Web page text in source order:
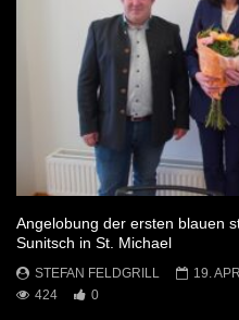
Angelobung der ersten blauen
Sunitsch in St. Michael
STEFAN FELDGRILL
19.
424
0